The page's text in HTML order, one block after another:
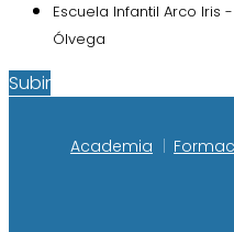
Escuela Infantil Arco
Ólvega
Subir
Academia